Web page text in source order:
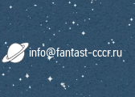
info@fantast-cccr.ru